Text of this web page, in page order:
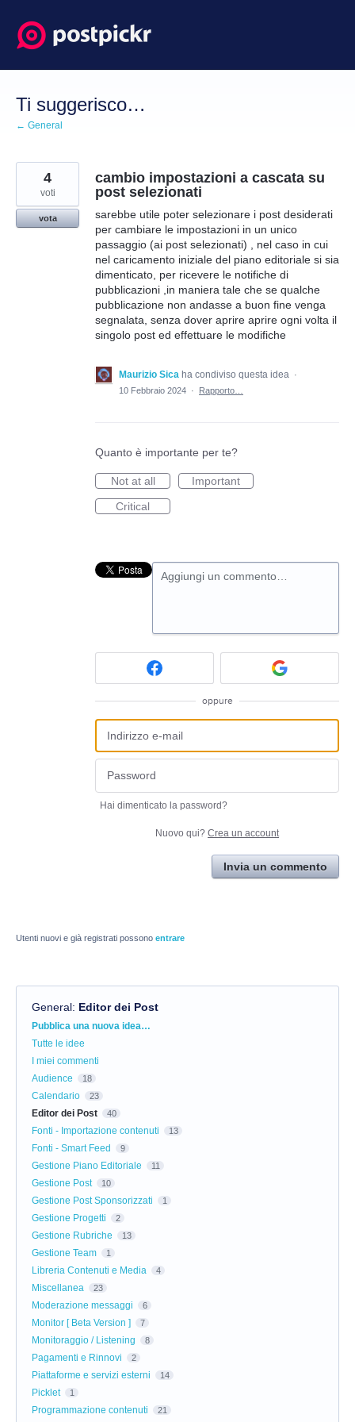
Salta
al
contenuto
Ti suggerisco…
← General
cambio impostazioni a cascata su
post selezionati
sarebbe utile poter selezionare i post desiderati
per cambiare le impostazioni in un unico
passaggio (ai post selezionati) , nel caso in cui
nel caricamento iniziale del piano editoriale si sia
dimenticato, per ricevere le notifiche di
pubblicazioni ,in maniera tale che se qualche
pubblicazione non andasse a buon fine venga
segnalata, senza dover aprire aprire ogni volta il
singolo post ed effettuare le modifiche
4
voti
vota
Maurizio Sica ha condiviso questa idea ·
10 Febbraio 2024 · Rapporto…
Quanto è importante per te?
Not at all
Important
Critical
Aggiungi un commento…
oppure
Hai dimenticato la password?
Nuovo qui? Crea un account
Invia un commento
Utenti nuovi e già registrati possono entrare
General: Editor dei Post
Categorie
Pubblica una nuova idea…
Tutte le idee
I miei commenti
Audience
18
Calendario 23
Editor dei Post 40
Fonti - Importazione contenuti 13
Fonti - Smart Feed 9
Gestione Piano Editoriale 11
Gestione Post 10
Gestione Post Sponsorizzati 1
Gestione Progetti 2
Gestione Rubriche 13
Gestione Team 1
Libreria Contenuti e Media 4
Miscellanea 23
Moderazione messaggi 6
Monitor [ Beta Version ] 7
Monitoraggio / Listening 8
Pagamenti e Rinnovi 2
Piattaforme e servizi esterni 14
Picklet 1
Programmazione contenuti 21